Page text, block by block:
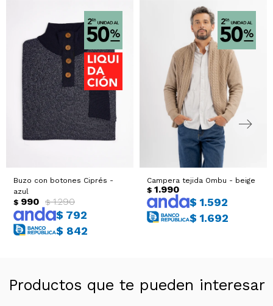
Buzo con botones Ciprés -
azul
$ 990 $ 1.290
$ 792
$ 842
Campera tejida Ombu - beige
$ 1.990
$ 1.592
$ 1.692
Productos que te pueden interesar